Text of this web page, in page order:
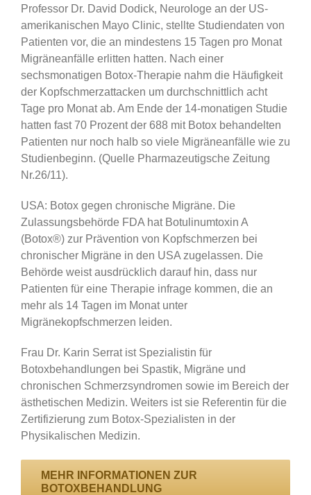
Professor Dr. David Dodick, Neuro­loge an der US-
amerikanischen Mayo Clinic, stellte Studiendaten von
Patienten vor, die an mindestens 15 Tagen pro Monat
Migräneanfälle erlitten hatten. Nach einer
sechsmonatigen Botox-Therapie nahm die Häufigkeit
der Kopfschmerz­attacken um durchschnittlich acht
Tage pro Monat ab. Am Ende der 14-monatigen Studie
hatten fast 70 Prozent der 688 mit Botox behandelten
Patienten nur noch halb so viele Migräneanfälle wie zu
Stu­dienbeginn. (Quelle Pharmazeutigsche Zeitung
Nr.26/11).
USA: Botox gegen chronische Migräne. Die
Zulassungsbehörde FDA hat Botulinumtoxin A
(Botox®) zur Prävention von Kopfschmerzen bei
chronischer Migräne in den USA zugelassen. Die
Behörde weist ausdrücklich darauf hin, dass nur
Patienten für eine Therapie infrage kommen, die an
mehr als 14 Tagen im Monat unter
Migränekopfschmerzen leiden.
Frau Dr. Karin Serrat ist Spezialistin für
Botoxbehandlungen bei Spastik, Migräne und
chronischen Schmerzsyndromen sowie im Bereich der
ästhetischen Medizin. Weiters ist sie Referentin für die
Zertifizierung zum Botox-Spezialisten in der
Physikalischen Medizin.
MEHR INFORMATIONEN ZUR
BOTOXBEHANDLUNG